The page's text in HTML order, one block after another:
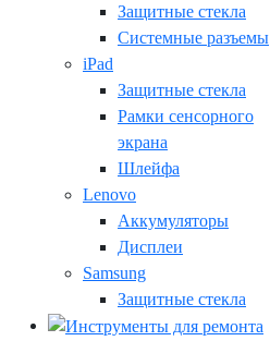
Защитные стекла
Системные разъемы
iPad
Защитные стекла
Рамки сенсорного
экрана
Шлейфа
Lenovo
Аккумуляторы
Дисплеи
Samsung
Защитные стекла